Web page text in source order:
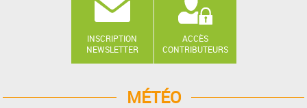
INSCRIPTION
NEWSLETTER
ACCÈS
CONTRIBUTEURS
MÉTÉO